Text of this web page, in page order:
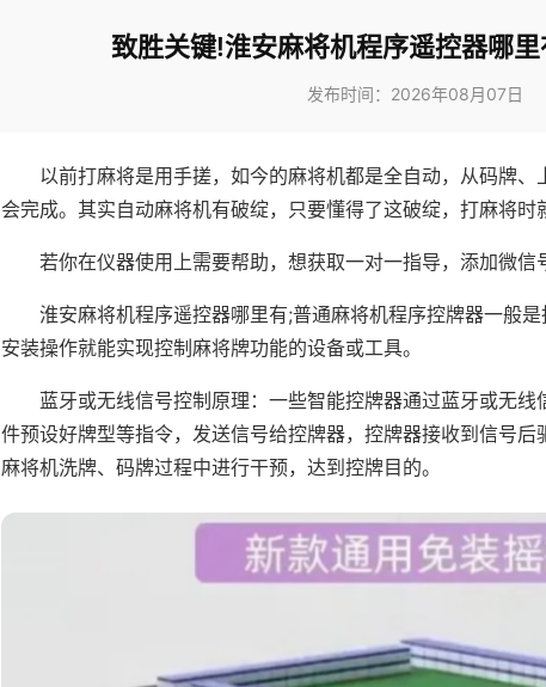
致胜关键!淮安麻将机程序遥控器哪
发布时间：2026年08月07日
以前打麻将是用手搓，如今的麻将机都是全自动，从码牌
会完成。其实自动麻将机有破绽，只要懂得了这破绽，打麻将时
若你在仪器使用上需要帮助，想获取一对一指导，添加微信
淮安麻将机程序遥控器哪里有;普通麻将机程序控牌器一般
安装操作就能实现控制麻将牌功能的设备或工具。
蓝牙或无线信号控制原理：一些智能控牌器通过蓝牙或无
件预设好牌型等指令，发送信号给控牌器，控牌器接收到信号
麻将机洗牌、码牌过程中进行干预，达到控牌目的。